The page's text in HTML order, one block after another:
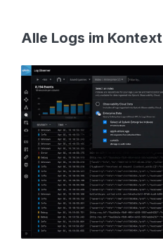
Alle Logs im Kontext